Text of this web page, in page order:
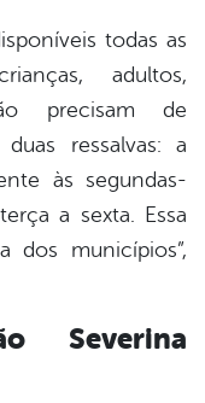
todas as
adultos,
precisam de
ressalvas: a
às segundas-
a sexta. Essa
dos municípios”,
Severina